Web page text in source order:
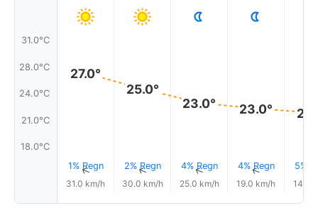
31.0°C
28.0°C
24.0°C
21.0°C
18.0°C
27.0°
1% Regn
↑
31.0 km/h
25.0°
2% Regn
↑
30.0 km/h
23.0°
4% Regn
↑
25.0 km/h
23.0°
4% Regn
↑
19.0 km/h
5%
14.0